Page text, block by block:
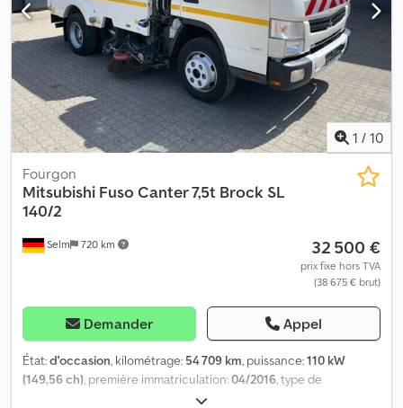
1 / 10
Selm 720 km
Fourgon
Mitsubishi Fuso Canter 7,5t Brock SL
140/2
32 500 €
prix fixe hors TVA
(38 675 € brut)
Demander Appel
État:d'occasion, kilométrage: 54 709 km, puissance:110 kW
(149,56 ch), première immatriculation:04/2016, type de
5 140 kg